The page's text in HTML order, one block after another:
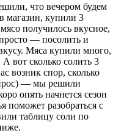
что вечером будем
магазин, купили 3
получилось вкусное,
— посолить и
Мяса купили много,
вот сколько солить 3
возник спор, сколько
— мы решили
опять начнется сезон
поможет разобраться с
таблицу соли по